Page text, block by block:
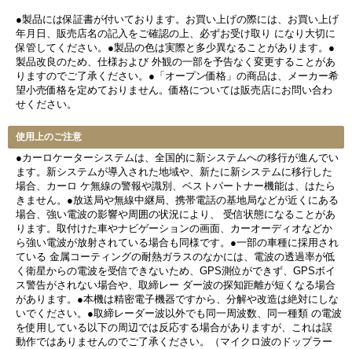
●製品には保証書が付いております。お買い上げの際には、お買い上げ
年月日、販売店名の記入をご確認の上、必ずお受け取り になり大切に
保管してください。●製品の色は実際と多少異なることがあります。●
製品改良のため、仕様および 外観の一部を予告なく変更することがあ
りますのでご了承ください。●「オープン価格」の商品は、メーカー希
望小売価格を定めておりません。価格については販売店にお問い合わ
せください。
使用上のご注意
●カーロケーターシステムは、全国的に新システムへの移行が進んでい
ます。新システムが導入された地域や、新たに新システムに移行した
場合、カーロ ケ無線の警報や識別、ベストパートナー機能は、はたら
きません。●放送局や無線中継局、携帯電話の基地局などが近くにある
場合、強い電波の影響や周囲の状況により、 受信状態になることがあ
ります。取付けた車やナビゲーションの画面、カーオーディオなどか
ら強い電波が放射されている場合も同様です。●一部の車種に採用され
ている 金属コーティングの耐熱ガラスのなかには、電波の透過率が低
く衛星からの電波を受信できないため、GPS測位ができず、GPSボイ
ス警告がされない場合や、取締レー ダー波の探知距離が短くなる場合
があります。●本機は精密電子機器ですから、分解や改造は絶対にしな
いでください。●取締レーダー波以外でも同一周波数、同一種類 の電波
を使用している以下の周辺では反応する場合がありますが、これは誤
動作ではありませんのでご了承ください。（マイクロ波のドップラー